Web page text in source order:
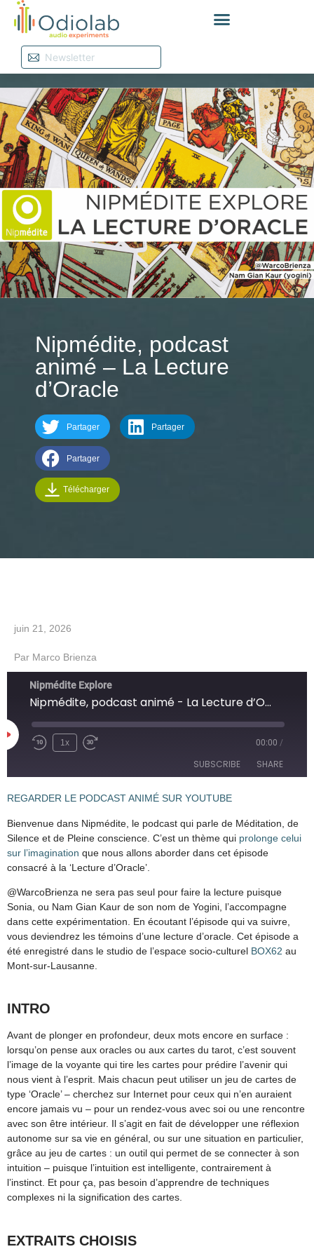
Nipmédite, podcast
animé – La Lecture
d’Oracle
Partager Partager
Partager
Télécharger
juin 21, 2026
Par Marco Brienza
Nipmédite Explore
Nipmédite, podcast animé - La Lecture d’Oracle
1x 00:00 /
SUBSCRIBE SHARE
Podcast Addict RSS
SoundCloud Spotify
RSS FEED
LINK
EMBED
REGARDER LE PODCAST ANIMÉ SUR YOUTUBE
Bienvenue dans Nipmédite, le podcast qui parle de Méditation, de
Silence et de Pleine conscience. C’est un thème qui prolonge celui
sur l’imagination que nous allons aborder dans cet épisode
consacré à la ‘Lecture d’Oracle’.
@WarcoBrienza ne sera pas seul pour faire la lecture puisque
Sonia, ou Nam Gian Kaur de son nom de Yogini, l’accompagne
dans cette expérimentation. En écoutant l’épisode qui va suivre,
vous deviendrez les témoins d’une lecture d’oracle. Cet épisode a
été enregistré dans le studio de l’espace socio-culturel BOX62 au
Mont-sur-Lausanne.
INTRO
Avant de plonger en profondeur, deux mots encore en surface :
lorsqu’on pense aux oracles ou aux cartes du tarot, c’est souvent
l’image de la voyante qui tire les cartes pour prédire l’avenir qui
nous vient à l’esprit. Mais chacun peut utiliser un jeu de cartes de
type ‘Oracle’ – cherchez sur Internet pour ceux qui n’en auraient
encore jamais vu – pour un rendez-vous avec soi ou une rencontre
avec son être intérieur. Il s’agit en fait de développer une réflexion
autonome sur sa vie en général, ou sur une situation en particulier,
grâce au jeu de cartes : un outil qui permet de se connecter à son
intuition – puisque l’intuition est intelligente, contrairement à
l’instinct. Et pour ça, pas besoin d’apprendre de techniques
complexes ni la signification des cartes.
EXTRAITS CHOISIS